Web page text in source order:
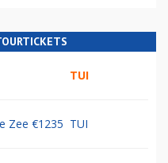
TUI
Zee €1235 TUI